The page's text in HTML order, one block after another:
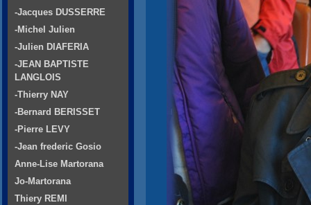
-Jacques DUSSERRE
-Michel Julien
-Julien DIAFERIA
-JEAN BAPTISTE
LANGLOIS
-Thierry NAY
-Bernard BERISSET
-Pierre LEVY
-Jean frederic Gosio
Anne-Lise Martorana
Jo-Martorana
Thiery REMI